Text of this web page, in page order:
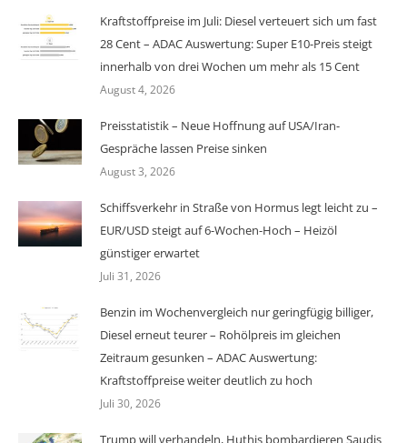
Kraftstoffpreise im Juli: Diesel verteuert sich um fast
28 Cent – ADAC Auswertung: Super E10-Preis steigt
innerhalb von drei Wochen um mehr als 15 Cent
August 4, 2026
Preisstatistik – Neue Hoffnung auf USA/Iran-
Gespräche lassen Preise sinken
August 3, 2026
Schiffsverkehr in Straße von Hormus legt leicht zu –
EUR/USD steigt auf 6-Wochen-Hoch – Heizöl
günstiger erwartet
Juli 31, 2026
Benzin im Wochenvergleich nur geringfügig billiger,
Diesel erneut teurer – Rohölpreis im gleichen
Zeitraum gesunken – ADAC Auswertung:
Kraftstoffpreise weiter deutlich zu hoch
Juli 30, 2026
Trump will verhandeln, Huthis bombardieren Saudis